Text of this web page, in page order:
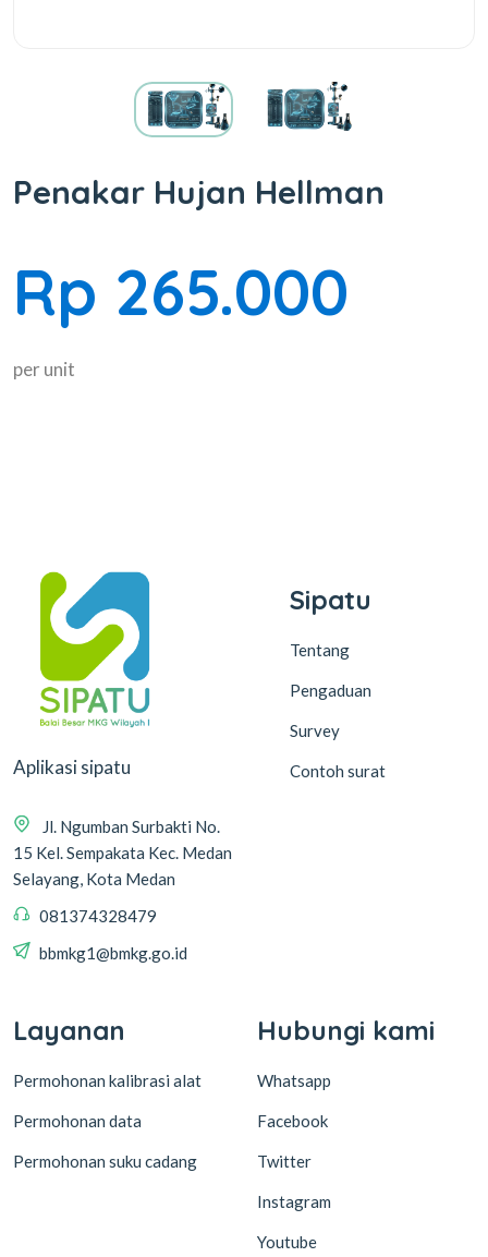
Penakar Hujan Hellman
Rp 265.000
per unit
Aplikasi sipatu
Jl. Ngumban Surbakti No.
15 Kel. Sempakata Kec. Medan
Selayang, Kota Medan
081374328479
bbmkg1@bmkg.go.id
Sipatu
Tentang
Pengaduan
Survey
Contoh surat
Layanan
Permohonan kalibrasi alat
Permohonan data
Permohonan suku cadang
Hubungi kami
Whatsapp
Facebook
Twitter
Instagram
Youtube